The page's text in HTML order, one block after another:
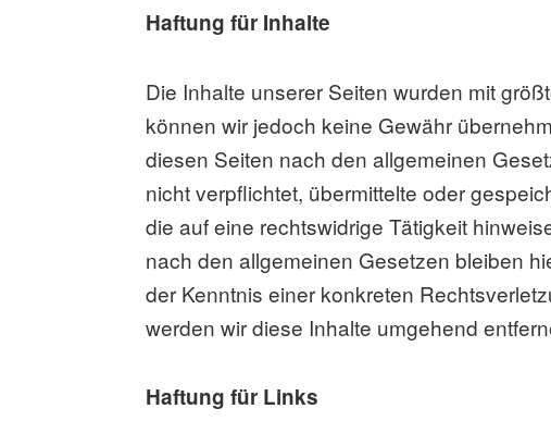
Haftung für Inhalte
Die Inhalte unserer Seiten wurden mit
können wir jedoch keine Gewähr
diesen Seiten nach den allgemeinen
nicht verpflichtet, übermittelte oder
die auf eine rechtswidrige Tätigkeit
nach den allgemeinen Gesetzen bleiben
der Kenntnis einer konkreten
werden wir diese Inhalte umgehend
Haftung für Links